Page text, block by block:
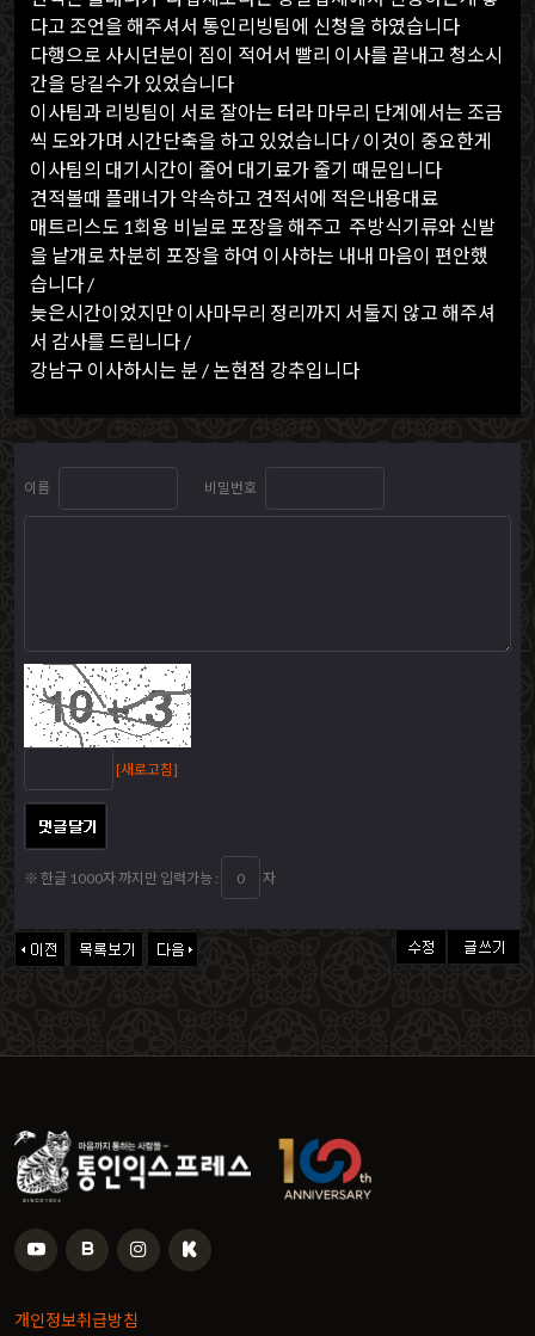
다고 조언을 해주셔서 통인리빙팀에 신청을 하였습니다
다행으로 사시던분이 짐이 적어서 빨리 이사를 끝내고 청소시
간을 당길수가 있었습니다
이사팀과 리빙팀이 서로 잘아는 터라 마무리 단계에서는 조금
씩 도와가며 시간단축을 하고 있었습니다 / 이것이 중요한게
이사팀의 대기시간이 줄어 대기료가 줄기 때문입니다
견적볼때 플래너가 약속하고 견적서에 적은내용대료
매트리스도 1회용 비닐로 포장을 해주고 주방식기류와 신발
을 낱개로 차분히 포장을 하여 이사하는 내내 마음이 편안했
습니다 /
늦은시간이었지만 이사마무리 정리까지 서둘지 않고 해주셔
서 감사를 드립니다 /
강남구 이사하시는 분 / 논현점 강추입니다
이름 비밀번호
[새로고침]
※ 한글 1000자 까지만 입력가능 : 자
개인정보취급방침